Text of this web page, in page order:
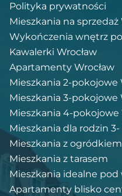
Polityka prywatności
Mieszkania na sprzedaż
Wykończenia wnętrz
Kawalerki Wrocław
Apartamenty Wrocław
Mieszkania 2-pokojowe
Mieszkania 3-pokojowe
Mieszkania 4-pokojowe
Mieszkania dla rodzin
Mieszkania z ogródkiem
Mieszkania z tarasem
Mieszkania idealne pod
Apartamenty blisko